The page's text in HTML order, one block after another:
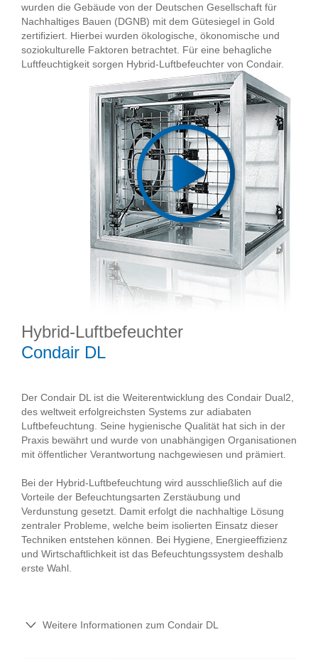
wurden die Gebäude von der Deutschen Gesellschaft für
Nachhaltiges Bauen (DGNB) mit dem Gütesiegel in Gold
zertifiziert. Hierbei wurden ökologische, ökonomische und
soziokulturelle Faktoren betrachtet. Für eine behagliche
Luftfeuchtigkeit sorgen Hybrid-Luftbefeuchter von Condair.
Hybrid-Luftbefeuchter
Condair DL
Der Condair DL ist die Weiterentwicklung des Condair Dual2,
des weltweit erfolgreichsten Systems zur adiabaten
Luftbefeuchtung. Seine hygienische Qualität hat sich in der
Praxis bewährt und wurde von unabhängigen Organisationen
mit öffentlicher Verantwortung nachgewiesen und prämiert.
Bei der Hybrid-Luftbefeuchtung wird ausschließlich auf die
Vorteile der Befeuchtungsarten Zerstäubung und
Verdunstung gesetzt. Damit erfolgt die nachhaltige Lösung
zentraler Probleme, welche beim isolierten Einsatz dieser
Techniken entstehen können. Bei Hygiene, Energieeffizienz
und Wirtschaftlichkeit ist das Befeuchtungssystem deshalb
erste Wahl.
Weitere Informationen zum Condair DL